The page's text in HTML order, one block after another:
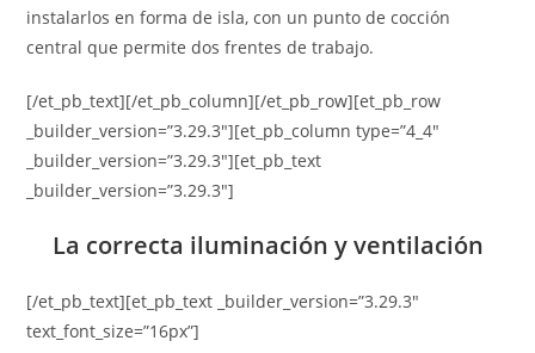
instalarlos en forma de isla, con un punto de cocción
central que permite dos frentes de trabajo.
[/et_pb_text][/et_pb_column][/et_pb_row][et_pb_row
_builder_version=”3.29.3″][et_pb_column type=”4_4″
_builder_version=”3.29.3″][et_pb_text
_builder_version=”3.29.3″]
La correcta iluminación y ventilación
[/et_pb_text][et_pb_text _builder_version=”3.29.3″
text_font_size=”16px”]